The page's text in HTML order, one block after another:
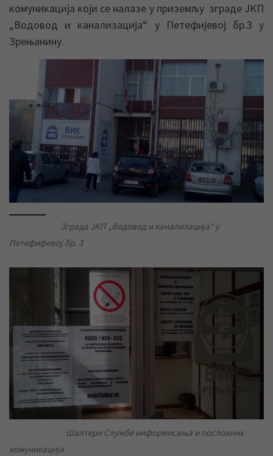
комуникација који се налазе у приземљу зграде ЈКП
„Водовод и канализација“ у Петефијевој бр.3 у
Зрењанину.
Зграда ЈКП „Водовод и канализација“ у
Петефифевој бр. 3
Шалтери Службе информисања и пословних
комуникација